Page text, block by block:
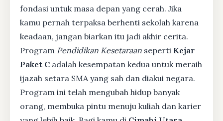
fondasi untuk masa depan yang cerah. Jika
kamu pernah terpaksa berhenti sekolah karena
keadaan, jangan biarkan itu jadi akhir cerita.
Program Pendidikan Kesetaraan seperti Kejar
Paket C adalah kesempatan kedua untuk meraih
ijazah setara SMA yang sah dan diakui negara.
Program ini telah mengubah hidup banyak
orang, membuka pintu menuju kuliah dan karier